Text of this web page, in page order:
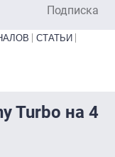
Подписка
СТАТЬИ
Turbo на 4